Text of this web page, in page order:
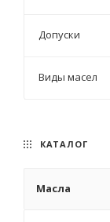
Допуски
Виды масел
КАТАЛОГ
Масла